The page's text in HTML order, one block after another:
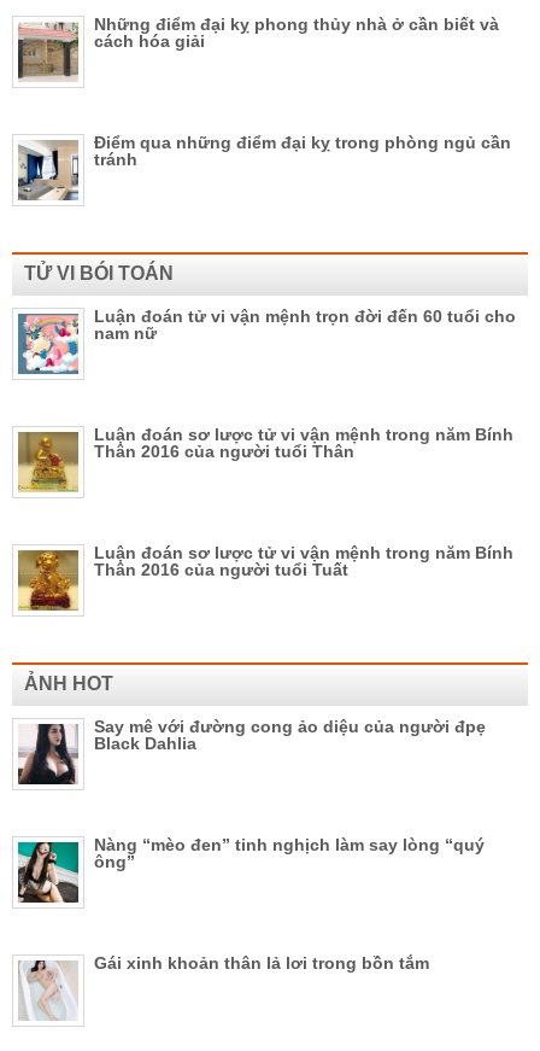
Những điểm đại kỵ phong thủy nhà ở cần biết và
cách hóa giải
Điểm qua những điểm đại kỵ trong phòng ngủ cần
tránh
TỬ VI BÓI TOÁN
Luận đoán tử vi vận mệnh trọn đời đến 60 tuổi cho
nam nữ
Luận đoán sơ lược tử vi vận mệnh trong năm Bính
Thân 2016 của người tuổi Thân
Luận đoán sơ lược tử vi vận mệnh trong năm Bính
Thân 2016 của người tuổi Tuất
ẢNH HOT
Say mê với đường cong ảo diệu của người đpẹ
Black Dahlia
Nàng “mèo đen” tinh nghịch làm say lòng “quý
ông”
Gái xinh khoản thân lả lơi trong bồn tắm